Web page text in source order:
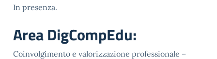
In presenza.
Area DigCompEdu:
Coinvolgimento e valorizzazione professionale –